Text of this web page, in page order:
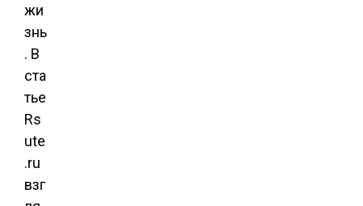
жи
знь
. В
ста
тье
Rs
ute
.ru
взг